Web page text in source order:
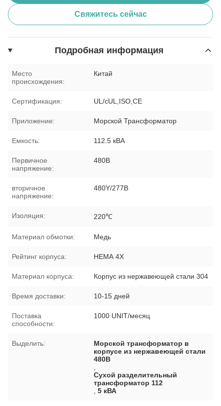
Свяжитесь сейчас
Подробная информация
Место
происхождения:
Китай
Сертификация: UL/cUL,ISO,CE
Приложение: Морской Трансформатор
Емкость: 112.5 кВА
Первичное
напряжение:
480В
вторичное
напряжение:
480Y/277В
Изоляция: 220℃
Материал обмотки: Медь
Рейтинг корпуса: НЕМА 4Х
Материал корпуса: Корпус из нержавеющей стали 304
Время доставки: 10-15 дней
Поставка
способности:
1000 UNIT/месяц
Выделить:
Морской трансформатор в
корпусе из нержавеющей стали
480В
Сухой разделительный
трансформатор 112
,5 кВА